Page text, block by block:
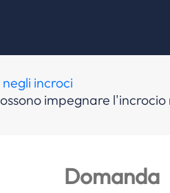
incroci
impegnare
Domanda